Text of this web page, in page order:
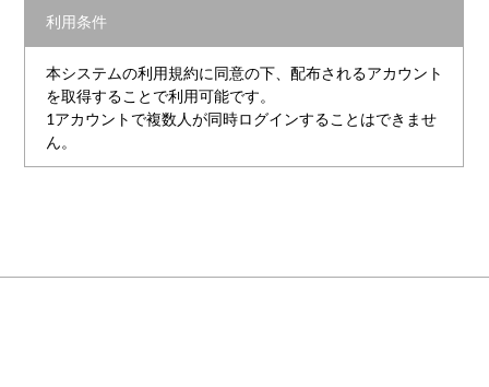
利用条件
本システムの利用規約に同意の下、配布されるアカウント
を取得することで利用可能です。
1アカウントで複数人が同時ログインすることはできませ
ん。